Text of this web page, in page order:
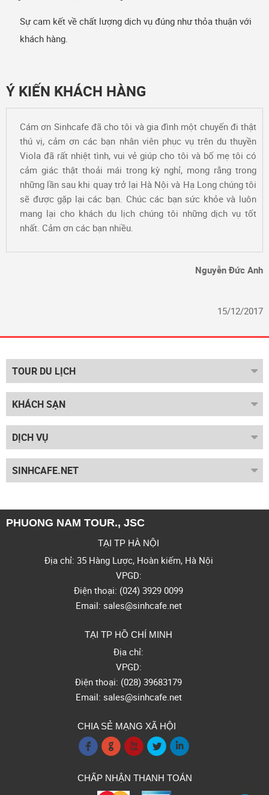
Sự cam kết về chất lượng dịch vụ đúng như thỏa thuận với
khách hàng.
Ý KIẾN KHÁCH HÀNG
Cám ơn Sinhcafe đã cho tôi và gia đình một chuyến đi thật
thú vị, cảm ơn các bạn nhân viên phục vụ trên du thuyền
Viola đã rất nhiệt tình, vui vẻ giúp cho tôi và bố mẹ tôi có
cảm giác thật thoải mái trong kỳ nghỉ, mong rằng trong
những lần sau khi quay trở lại Hà Nội và Hạ Long chúng tôi
sẽ được gặp lại các bạn. Chúc các bạn sức khỏe và luôn
mang lại cho khách du lịch chúng tôi những dịch vụ tốt
nhất. Cảm ơn các bạn nhiều.
Nguyễn Đức Anh
15/12/2017
TOUR DU LỊCH
KHÁCH SẠN
DỊCH VỤ
SINHCAFE.NET
PHUONG NAM TOUR., JSC
TẠI TP HÀ NỘI
Địa chỉ: 35 Hàng Lược, Hoàn kiếm, Hà Nội
VPGD:
Điện thoại: (024) 3929 0099
Email: sales@sinhcafe.net
TẠI TP HỒ CHÍ MINH
Địa chỉ:
VPGD:
Điện thoại: (028) 39683179
Email: sales@sinhcafe.net
CHIA SẺ MẠNG XÃ HỘI
fgxli
CHẤP NHẬN THANH TOÁN